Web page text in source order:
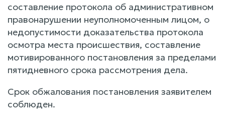
составление протокола об административном
правонарушении неуполномоченным лицом, о
недопустимости доказательства протокола
осмотра места происшествия, составление
мотивированного постановления за пределами
пятидневного срока рассмотрения дела.
Срок обжалования постановления заявителем
соблюден.